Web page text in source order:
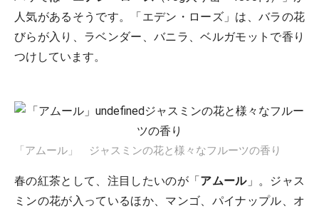
人気があるそうです。「エデン・ローズ」は、バラの花
びらが入り、ラベンダー、バニラ、ベルガモットで香り
つけしています。
「アムール」 ジャスミンの花と様々なフルーツの香り
春の紅茶として、注目したいのが「 アムール」。ジャス
ミンの花が入っているほか、マンゴ、パイナップル、オ